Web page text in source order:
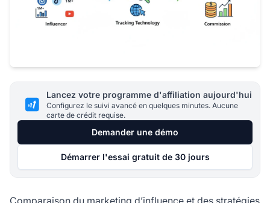
Lancez votre programme d'affiliation aujourd'hui
Configurez le suivi avancé en quelques minutes. Aucune
carte de crédit requise.
Demander une démo
Démarrer l'essai gratuit de 30 jours
Comparaison du marketing d’influence et des stratégies